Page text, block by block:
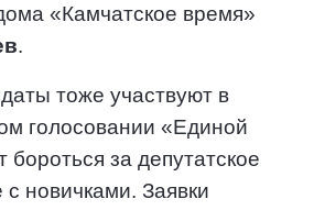
«Камчатское время»
.
тоже участвуют в
голосовании «Единой
бороться за депутатское
новичками. Заявки